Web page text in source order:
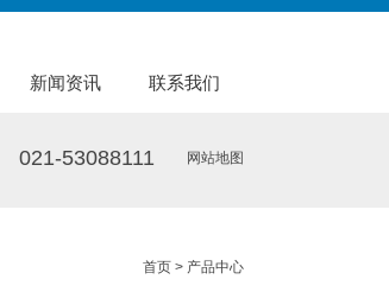
新闻资讯 联系我们
021-53088111 网站地图
首页 > 产品中心